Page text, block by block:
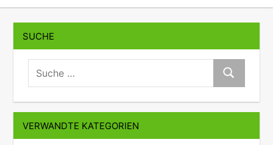
SUCHE
suche:
Suche
VERWANDTE KATEGORIEN